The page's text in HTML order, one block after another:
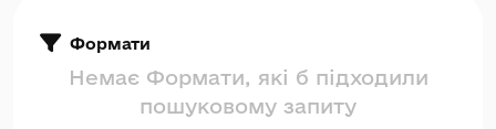
Формати
Немає Формати, які б підходили
пошуковому запиту